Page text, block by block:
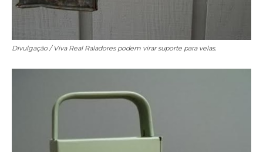
Divulgação / Viva RealRaladores podem virar suporte para velas.